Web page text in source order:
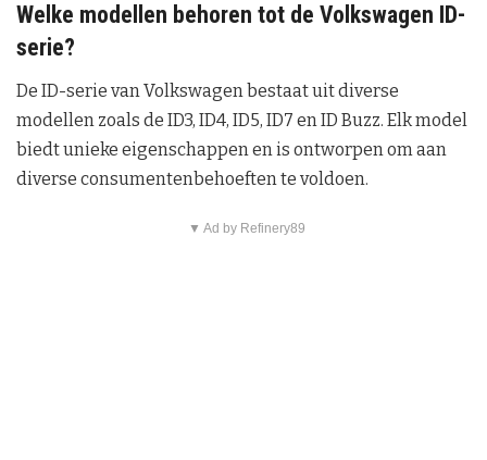
Welke modellen behoren tot de Volkswagen ID-
serie?
De ID-serie van Volkswagen bestaat uit diverse
modellen zoals de ID3, ID4, ID5, ID7 en ID Buzz. Elk model
biedt unieke eigenschappen en is ontworpen om aan
diverse consumentenbehoeften te voldoen.
▼ Ad by Refinery89